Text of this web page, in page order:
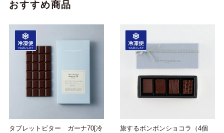
おすすめ商品
タブレットビター ガーナ70[冷
旅するボンボンショコラ（4個